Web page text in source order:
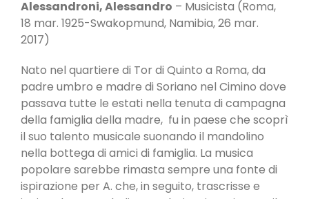
Alessandroni, Alessandro – Musicista (Roma,
18 mar. 1925-Swakopmund, Namibia, 26 mar.
2017)
Nato nel quartiere di Tor di Quinto a Roma, da
padre umbro e madre di Soriano nel Cimino dove
passava tutte le estati nella tenuta di campagna
della famiglia della madre, fu in paese che scoprì
il suo talento musicale suonando il mandolino
nella bottega di amici di famiglia. La musica
popolare sarebbe rimasta sempre una fonte di
ispirazione per A. che, in seguito, trascrisse e